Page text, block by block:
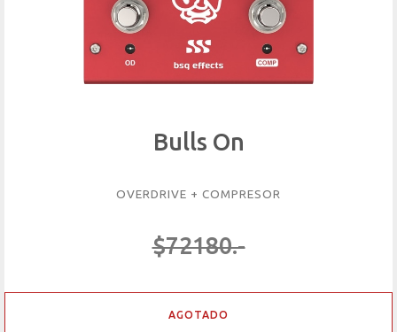
Bulls On
OVERDRIVE + COMPRESOR
$72180.-
AGOTADO